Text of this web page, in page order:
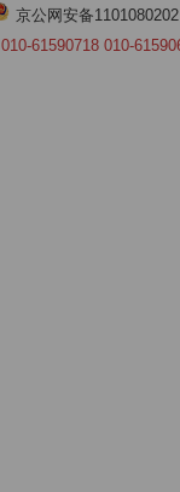
京公网安备
010-61590718 010-